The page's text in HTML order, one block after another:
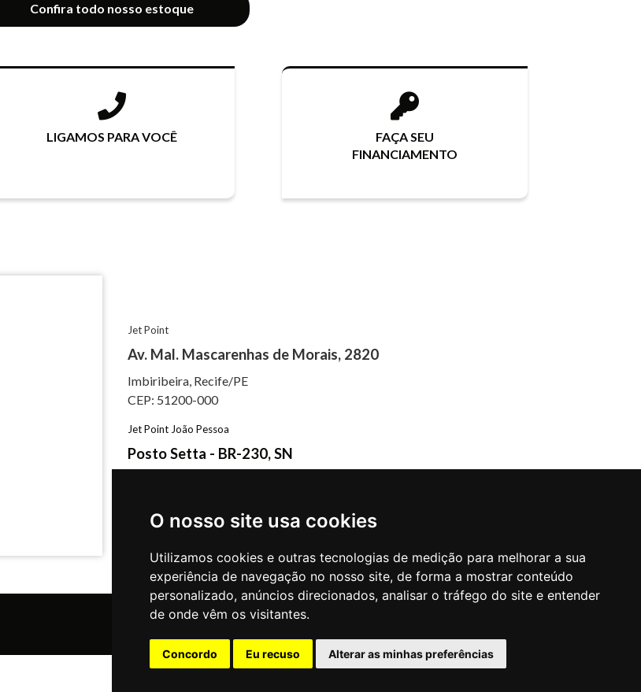
O nosso site usa cookies
Utilizamos cookies e outras tecnologias de medição para melhorar a sua
experiência de navegação no nosso site, de forma a mostrar conteúdo
personalizado, anúncios direcionados, analisar o tráfego do site e entender
de onde vêm os visitantes.
Concordo Eu recuso Alterar as minhas preferências
Confira todo nosso estoque
LIGAMOS PARA VOCÊ
FAÇA SEU
FINANCIAMENTO
Jet Point
Av. Mal. Mascarenhas de Morais, 2820
Imbiribeira, Recife/PE
CEP: 51200-000
Jet Point João Pessoa
Posto Setta - BR-230, SN